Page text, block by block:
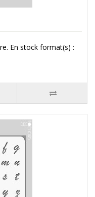
En stock format(s) :